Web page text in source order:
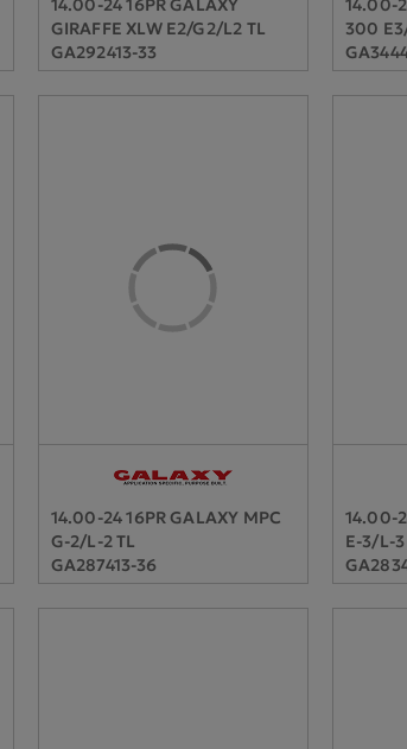
14.00-24 16PR GALAXY
GIRAFFE XLW E2/G2/L2 TL
GA292413-33
14.00-
300
14.00-24 16PR GALAXY MPC
G-2/L-2 TL
GA287413-36
14.00-
E-3/L-3